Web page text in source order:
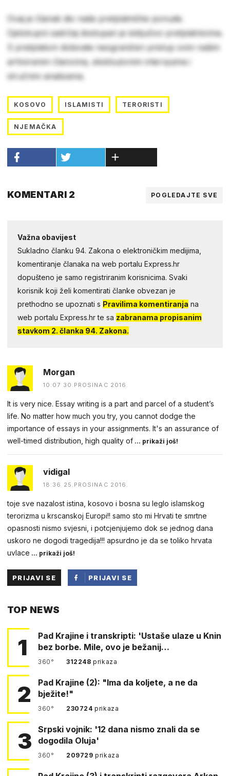
Ovaj je članak dio naše pretplatničke ponude.
Cjelokupni sadržaj dostupan je isključivo pretplatnicima.
S pretplatom dobivate neograničen pristup svim našim
arhiviranim člancima, ekskluzivnim intervjuima i
stručnim analizama.
KOSOVO ISLAMISTI TERORISTI
NJEMAČKA
KOMENTARI 2 POGLEDAJTE SVE
Važna obavijest
Sukladno članku 94. Zakona o elektroničkim medijima,
komentiranje članaka na web portalu Express.hr
dopušteno je samo registriranim korisnicima. Svaki
korisnik koji želi komentirati članke obvezan je
prethodno se upoznati s Pravilima komentiranja na
web portalu Express.hr te sa zabranama propisanim
stavkom 2. članka 94. Zakona.
Morgan
10:07 30.PROSINAC 2016.
It is very nice. Essay writing is a part and parcel of a student’s
life. No matter how much you try, you cannot dodge the
importance of essays in your assignments. It's an assurance of
well-timed distribution, high quality of ... prikaži još!
vidigal
18:36 25.PROSINAC 2016.
toje sve nazalost istina, kosovo i bosna su leglo islamskog
terorizma u krscanskoj Europi!! samo sto mi Hrvati te smrtne
opasnosti nismo svjesni, i potcjenjujemo dok se jednog dana
uskoro ne dogodi tragedija!!! apsurdno je da se toliko hrvata
uvlace ... prikaži još!
PRIJAVI SE
PRIJAVI SE
TOP NEWS
1
Pad Krajine i transkripti: 'Ustaše ulaze u Knin
bez borbe. Mile, ovo je bežanij…
360° 312248prikaza
2
Pad Krajine (2): "Ima da koljete, a ne da
bježite!"
360° 230724prikaza
3
Srpski vojnik: '12 dana nismo znali da se
dogodila Oluja'
360° 209729prikaza